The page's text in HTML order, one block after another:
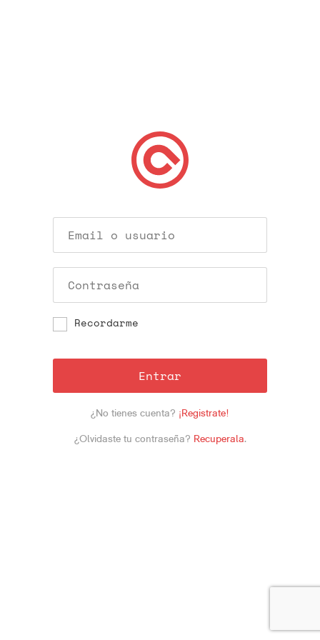
Recordarme
Entrar
¿No tienes cuenta? ¡Registrate!
¿Olvidaste tu contraseña? Recuperala.